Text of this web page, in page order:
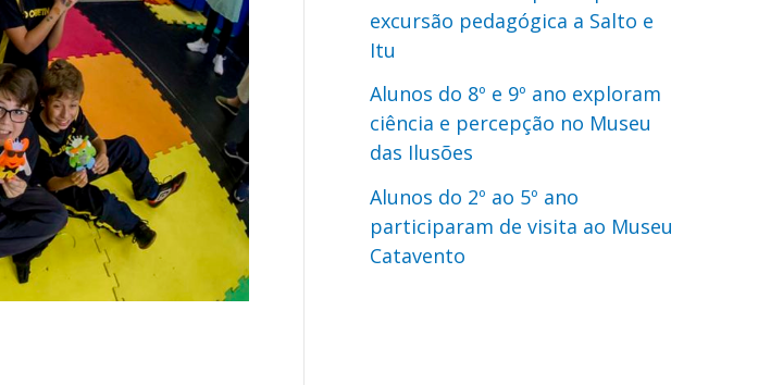
excursão pedagógica a Salto e
Itu
Alunos do 8º e 9º ano exploram
ciência e percepção no Museu
das Ilusões
Alunos do 2º ao 5º ano
participaram de visita ao Museu
Catavento